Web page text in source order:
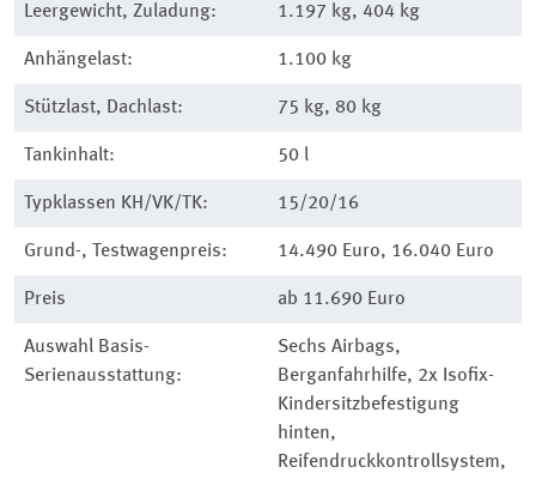
Leergewicht, Zuladung: 1.197 kg, 404 kg
Anhängelast: 1.100 kg
Stützlast, Dachlast: 75 kg, 80 kg
Tankinhalt: 50 l
Typklassen KH/VK/TK: 15/20/16
Grund-, Testwagenpreis: 14.490 Euro, 16.040 Euro
Preis ab 11.690 Euro
Auswahl Basis-
Serienausstattung:
Sechs Airbags,
Berganfahrhilfe, 2x Isofix-
Kindersitz­befesti­gung
hinten,
Reifendruckkontrollsystem,